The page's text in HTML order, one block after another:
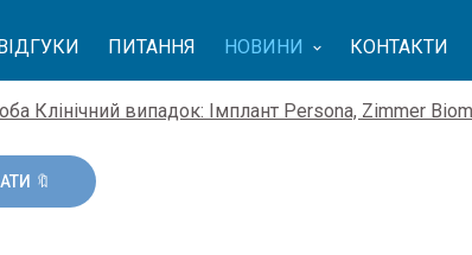
ПИТАННЯ НОВИНИ keyboard_arrow_down КОНТАКТИ
Клінічний випадок: Імплант Persona, Zimmer